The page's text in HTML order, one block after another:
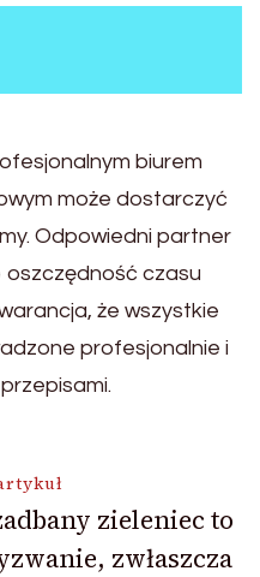
biurem
może dostarczyć
Odpowiedni partner
oszczędność czasu
że wszystkie
profesjonalnie i
zieleniec to
zwłaszcza